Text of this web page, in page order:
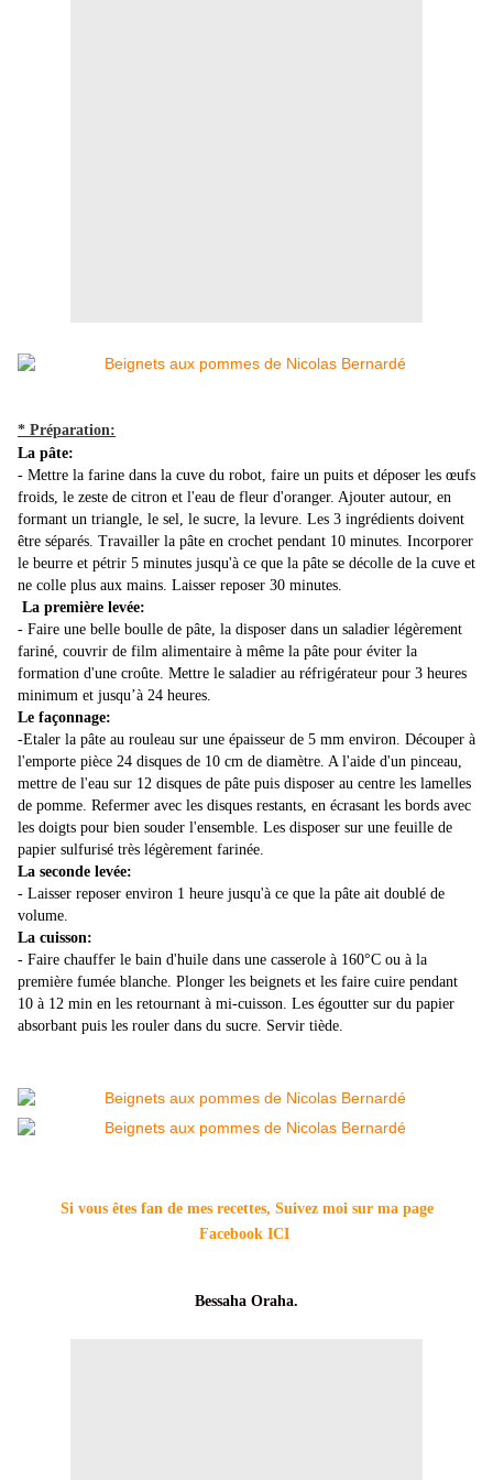
* Préparation:
La pâte:
- Mettre la farine dans la cuve du robot, faire un puits et déposer les œufs
froids, le zeste de citron et l'eau de fleur d'oranger. Ajouter autour, en
formant un triangle, le sel, le sucre, la levure. Les 3 ingrédients doivent
être séparés. Travailler la pâte en crochet pendant 10 minutes. Incorporer
le beurre et pétrir 5 minutes jusqu'à ce que la pâte se décolle de la cuve et
ne colle plus aux mains. Laisser reposer 30 minutes.
La première levée:
- Faire une belle boulle de pâte, la disposer dans un saladier légèrement
fariné, couvrir de film alimentaire à même la pâte pour éviter la
formation d'une croûte. Mettre le saladier au réfrigérateur pour 3 heures
minimum et jusqu’à 24 heures.
Le façonnage:
-Etaler la pâte au rouleau sur une épaisseur de 5 mm environ. Découper à
l'emporte pièce 24 disques de 10 cm de diamètre. A l'aide d'un pinceau,
mettre de l'eau sur 12 disques de pâte puis disposer au centre les lamelles
de pomme. Refermer avec les disques restants, en écrasant les bords avec
les doigts pour bien souder l'ensemble. Les disposer sur une feuille de
papier sulfurisé très légèrement farinée.
La seconde levée:
- Laisser reposer environ 1 heure jusqu'à ce que la pâte ait doublé de
volume.
La cuisson:
- Faire chauffer le bain d'huile dans une casserole à 160°C ou à la
première fumée blanche. Plonger les beignets et les faire cuire pendant
10 à 12 min en les retournant à mi-cuisson. Les égoutter sur du papier
absorbant puis les rouler dans du sucre. Servir tiède.
Si vous êtes fan de mes recettes, Suivez moi sur ma page
Facebook ICI
Bessaha Oraha.